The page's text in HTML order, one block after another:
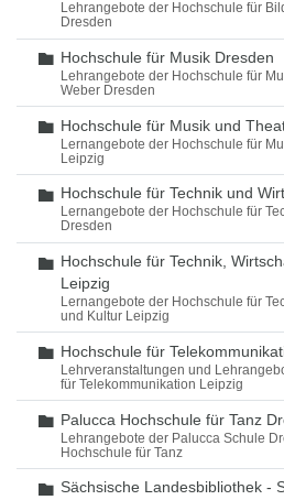
Lehrangebote der Hochschule für
Dresden
Ordner
Hochschule für Musik Dresden
Lehrangebote der Hochschule für
Weber Dresden
Ordner
Hochschule für Musik und
Lernangebote der Hochschule für
Leipzig
Ordner
Hochschule für Technik und
Lernangebote der Hochschule für
Dresden
Ordner
Hochschule für Technik,
Leipzig
Lernangebote der Hochschule für
und Kultur Leipzig
Ordner
Hochschule für
Lehrveranstaltungen und
für Telekommunikation Leipzig
Ordner
Palucca Hochschule für Tanz
Lehrangebote der Palucca Schule
Hochschule für Tanz
Ordner
Sächsische Landesbibliothek -